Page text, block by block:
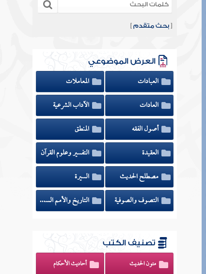
[بحث متقدم ]
العرض الموضوعي
العبادات
المعاملات
العادات
الآداب الشرعية
أصول الفقه
المنطق
العقيدة
التفسير وعلوم القرآن
مصطلح الحديث
السيرة
التصوف والصوفية
التاريخ والأمم السابقة
تصنيف الكتب
متون الحديث أحاديث الأحكام